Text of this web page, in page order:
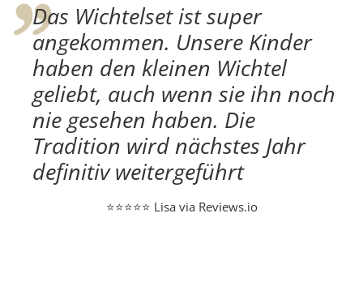
Das Wichtelset ist super
angekommen. Unsere Kinder
haben den kleinen Wichtel
geliebt, auch wenn sie ihn noch
nie gesehen haben. Die
Tradition wird nächstes Jahr
definitiv weitergeführt
⭐⭐⭐⭐⭐ Lisa via Reviews.io